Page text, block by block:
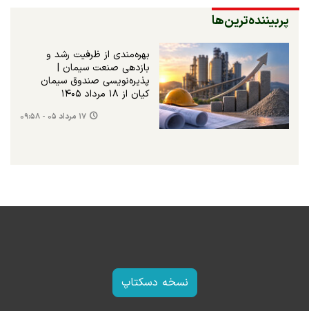
پربیننده‌ترین‌ها
بهره‌مندی از ظرفیت رشد و
بازدهی صنعت سیمان |
پذیره‌نویسی صندوق سیمان
کیان از ۱۸ مرداد ۱۴۰۵
۱۷ مرداد ۰۵ - ۰۹:۵۸
نسخه دسکتاپ